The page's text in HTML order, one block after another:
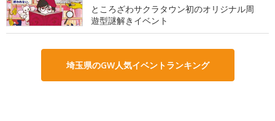
ところざわサクラタウン初のオリジナル周
遊型謎解きイベント
埼玉県のGW人気イベントランキング